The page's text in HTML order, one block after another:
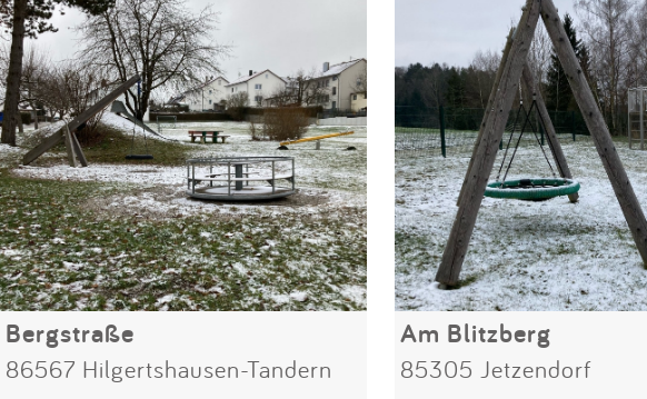
Bergstraße
86567 Hilgertshausen-Tandern
Am Blitzberg
85305 Jetzendorf